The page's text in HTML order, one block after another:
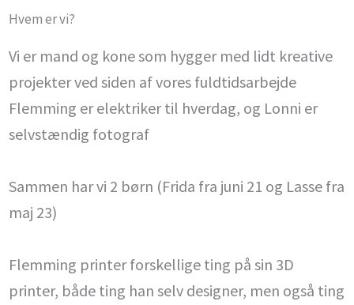
Hvem er vi?
Vi er mand og kone som hygger med lidt kreative
projekter ved siden af vores fuldtidsarbejde
Flemming er elektriker til hverdag, og Lonni er
selvstændig fotograf
Sammen har vi 2 børn (Frida fra juni 21 og Lasse fra
maj 23)
Flemming printer forskellige ting på sin 3D
printer, både ting han selv designer, men også ting